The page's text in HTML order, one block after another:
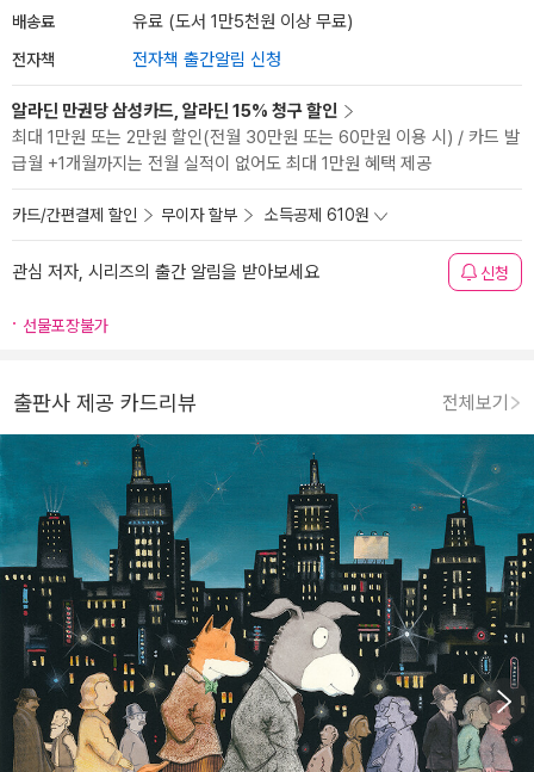
배송료 유료 (도서 1만5천원 이상 무료)
전자책 전자책 출간알림 신청
알라딘 만권당 삼성카드, 알라딘 15% 청구 할인
최대 1만원 또는 2만원 할인(전월 30만원 또는 60만원 이용 시) / 카드 발
급월 +1개월까지는 전월 실적이 없어도 최대 1만원 혜택 제공
카드/간편결제 할인 무이자 할부 소득공제 610원
관심 저자, 시리즈의 출간 알림을 받아보세요 신청
선물포장불가
출판사 제공 카드리뷰 전체보기